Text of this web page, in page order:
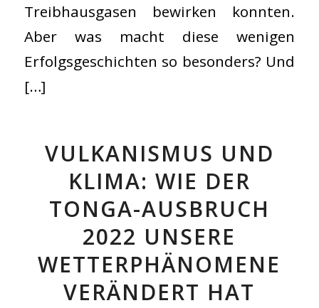
Treibhausgasen bewirken konnten.
Aber was macht diese wenigen
Erfolgsgeschichten so besonders? Und
[…]
VULKANISMUS UND
KLIMA: WIE DER
TONGA-AUSBRUCH
2022 UNSERE
WETTERPHÄNOMENE
VERÄNDERT HAT